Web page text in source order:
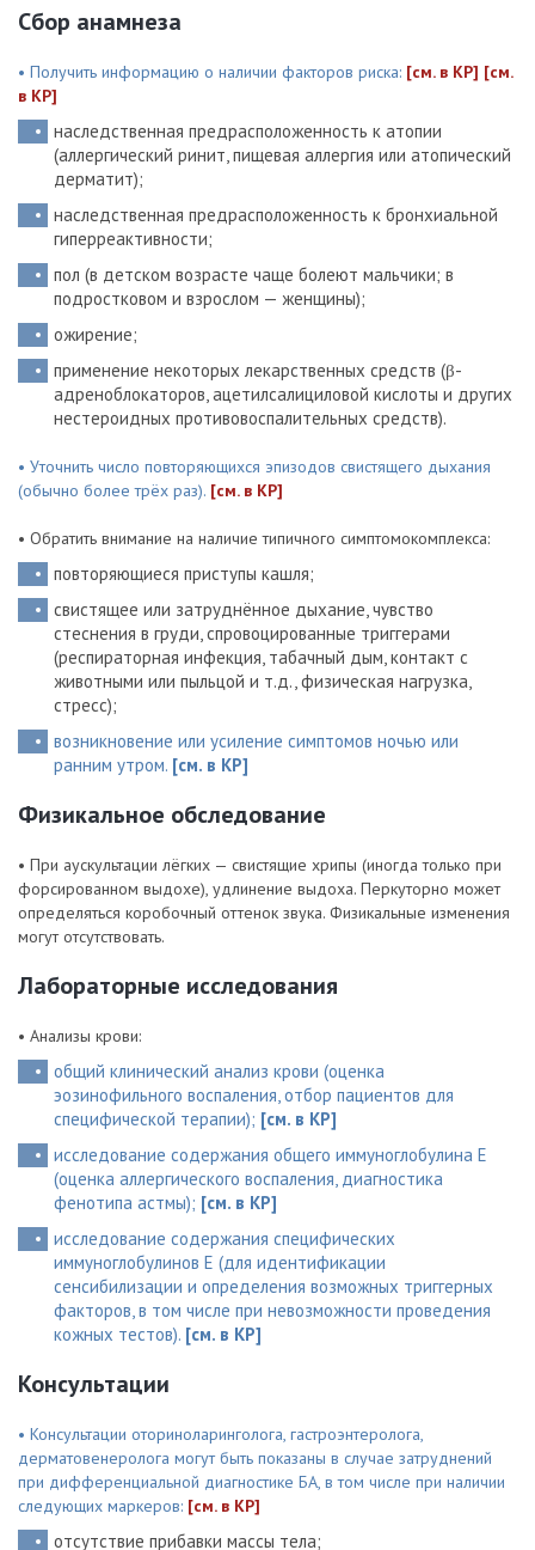
Сбор анамнеза
• Получить информацию о наличии факторов риска: [см. в КР] [см.
в КР]
наследственная предрасположенность к атопии
(аллергический ринит, пищевая аллергия или атопический
дерматит);
наследственная предрасположенность к бронхиальной
гиперреактивности;
пол (в детском возрасте чаще болеют мальчики; в
подростковом и взрослом — женщины);
ожирение;
применение некоторых лекарственных средств (β-
адреноблокаторов, ацетилсалициловой кислоты и других
нестероидных противовоспалительных средств).
• Уточнить число повторяющихся эпизодов свистящего дыхания
(обычно более трёх раз). [см. в КР]
• Обратить внимание на наличие типичного симптомокомплекса:
повторяющиеся приступы кашля;
свистящее или затруднённое дыхание, чувство
стеснения в груди, спровоцированные триггерами
(респираторная инфекция, табачный дым, контакт с
животными или пыльцой и т.д., физическая нагрузка,
стресс);
возникновение или усиление симптомов ночью или
ранним утром. [см. в КР]
Физикальное обследование
• При аускультации лёгких — свистящие хрипы (иногда только при
форсированном выдохе), удлинение выдоха. Перкуторно может
определяться коробочный оттенок звука. Физикальные изменения
могут отсутствовать.
Лабораторные исследования
• Анализы крови:
общий клинический анализ крови (оценка
эозинофильного воспаления, отбор пациентов для
специфической терапии); [см. в КР]
исследование содержания общего иммуноглобулина E
(оценка аллергического воспаления, диагностика
фенотипа астмы); [см. в КР]
исследование содержания специфических
иммуноглобулинов E (для идентификации
сенсибилизации и определения возможных триггерных
факторов, в том числе при невозможности проведения
кожных тестов). [см. в КР]
Консультации
• Консультации оториноларинголога, гастроэнтеролога,
дерматовенеролога могут быть показаны в случае затруднений
при дифференциальной диагностике БА, в том числе при наличии
следующих маркеров: [см. в КР]
отсутствие прибавки массы тела;